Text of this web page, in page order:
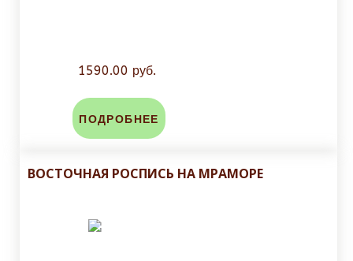
1590.00 руб.
ПОДРОБНЕЕ
ВОСТОЧНАЯ РОСПИСЬ НА МРАМОРЕ